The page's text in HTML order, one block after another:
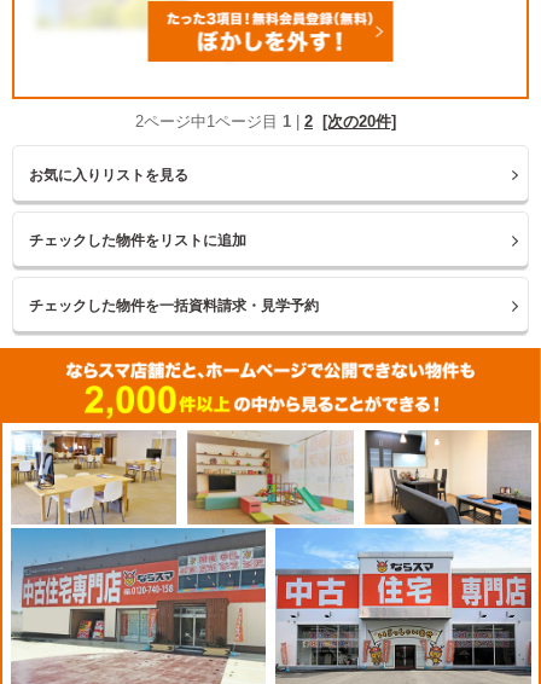
2ページ中1ページ目 1 | 2 [次の20件]
お気に入りリストを見る